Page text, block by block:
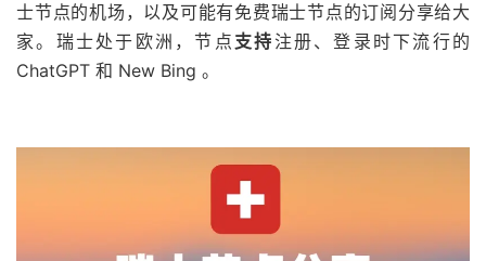
士节点的机场，以及可能有免费瑞士节点的订阅分享给大
家。瑞士处于欧洲，节点 支持 注册、登录时下流行的
ChatGPT 和 New Bing 。